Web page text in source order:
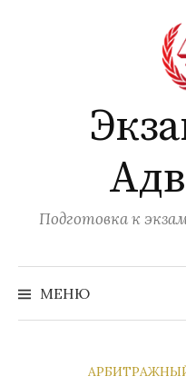
Подготовка к
МЕНЮ